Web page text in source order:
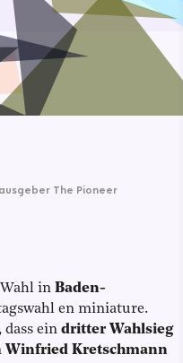
in Baden-
en miniature.
dass ein dritter Wahlsieg
Winfried Kretschmann
The Pioneer